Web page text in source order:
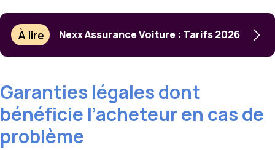
À lire Nexx Assurance Voiture : Tarifs 2026
Garanties légales dont
bénéficie l’acheteur en cas de
problème